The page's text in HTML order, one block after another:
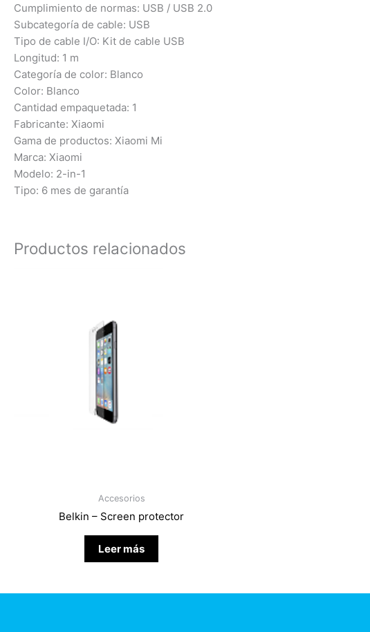
Cumplimiento de normas: USB / USB 2.0
Subcategoría de cable: USB
Tipo de cable I/O: Kit de cable USB
Longitud: 1 m
Categoría de color: Blanco
Color: Blanco
Cantidad empaquetada: 1
Fabricante: Xiaomi
Gama de productos: Xiaomi Mi
Marca: Xiaomi
Modelo: 2-in-1
Tipo: 6 mes de garantía
Productos relacionados
Accesorios
Belkin – Screen protector
Leer más